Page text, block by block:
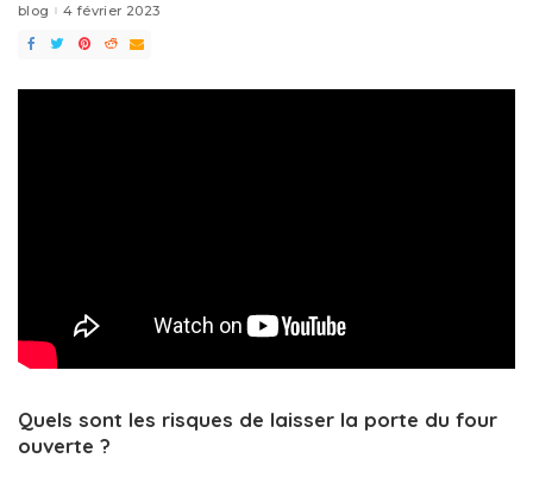
blog 4 février 2023
Quels sont les risques de laisser la porte du four
ouverte ?